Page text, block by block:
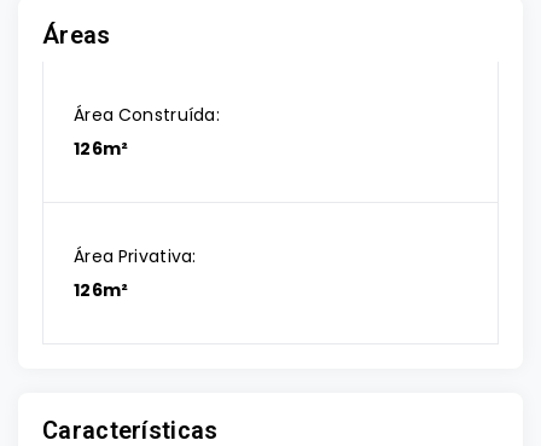
Áreas
Área Construída:
126m²
Área Privativa:
126m²
Características